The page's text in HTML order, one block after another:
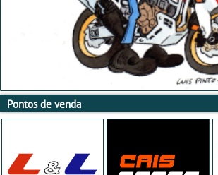
Pontos de venda